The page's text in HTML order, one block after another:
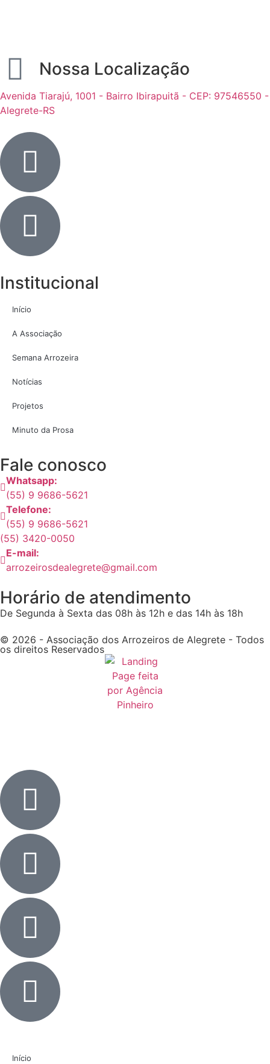
Nossa Localização
Avenida Tiarajú, 1001 - Bairro Ibirapuitã - CEP: 97546550 -
Alegrete-RS
Institucional
Início
A Associação
Semana Arrozeira
Notícias
Projetos
Minuto da Prosa
Fale conosco
Whatsapp:
(55) 9 9686-5621
Telefone:
(55) 9 9686-5621
(55) 3420-0050
E-mail:
arrozeirosdealegrete@gmail.com
Horário de atendimento
De Segunda à Sexta das 08h às 12h e das 14h às 18h
© 2026 - Associação dos Arrozeiros de Alegrete - Todos
os direitos Reservados
Início